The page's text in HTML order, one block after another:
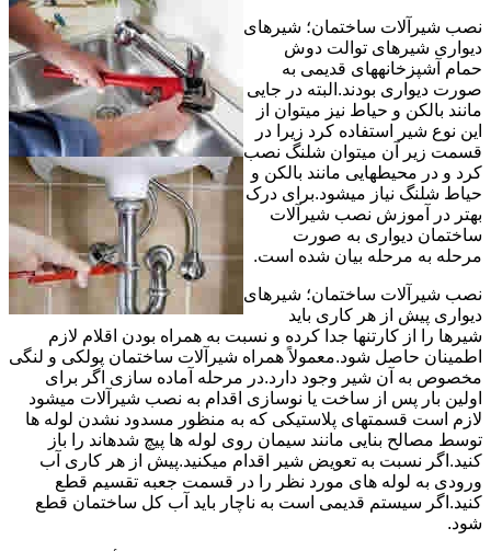
نصب شیرآلات ساختمان؛ شیرهای
دیواری شیرهای توالت دوش
حمام آشپزخانههای قدیمی به
صورت دیواری بودند.البته در جایی
مانند بالکن و حیاط نیز میتوان از
این نوع شیر استفاده کرد زیرا در
قسمت زیر آن میتوان شلنگ نصب
کرد و در محیطهایی مانند بالکن و
حیاط شلنگ نیاز میشود.برای درک
بهتر در آموزش نصب شیرآلات
ساختمان دیواری به صورت
مرحله به مرحله بیان شده است.
نصب شیرآلات ساختمان؛ شیرهای
دیواری پیش از هر کاری باید
شیرها را از کارتنها جدا کرده و نسبت به همراه بودن اقلام لازم
اطمینان حاصل شود.معمولاً همراه شیرآلات ساختمان پولکی و لنگی
مخصوص به آن شیر وجود دارد.در مرحله آماده سازی اگر برای
اولین بار پس از ساخت یا نوسازی اقدام به نصب شیرآلات میشود
لازم است قسمتهای پلاستیکی که به منظور مسدود نشدن لوله ها
توسط مصالح بنایی مانند سیمان روی لوله ها پیچ شدهاند را باز
کنید.اگر نسبت به تعویض شیر اقدام میکنید.پیش از هر کاری آب
ورودی به لوله های مورد نظر را در قسمت جعبه تقسیم قطع
کنید.اگر سیستم قدیمی است به ناچار باید آب کل ساختمان قطع
شود.